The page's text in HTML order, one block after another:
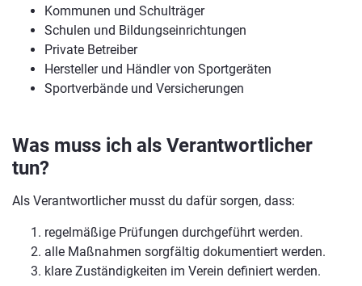
Kommunen und Schulträger
Schulen und Bildungseinrichtungen
Private Betreiber
Hersteller und Händler von Sportgeräten
Sportverbände und Versicherungen
Was muss ich als Verantwortlicher
tun?
Als Verantwortlicher musst du dafür sorgen, dass:
regelmäßige Prüfungen durchgeführt werden.
alle Maßnahmen sorgfältig dokumentiert werden.
klare Zuständigkeiten im Verein definiert werden.